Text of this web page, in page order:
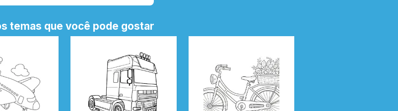
temas que você pode gostar